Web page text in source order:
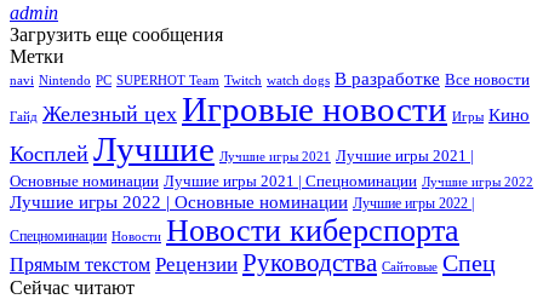
admin
Загрузить еще сообщения
Метки
navi Nintendo PC SUPERHOT Team Twitch watch dogs В разработке Все новости
Гайд Железный цех Игровые новости Игры Кино
Косплей Лучшие Лучшие игры 2021
Лучшие игры 2021 |
Основные номинации Лучшие игры 2021 | Спецноминации Лучшие игры 2022
Лучшие игры 2022 | Основные номинации Лучшие игры 2022 |
Спецноминации Новости Новости киберспорта
Прямым текстом Рецензии Руководства Сайтовые Спец
Сейчас читают